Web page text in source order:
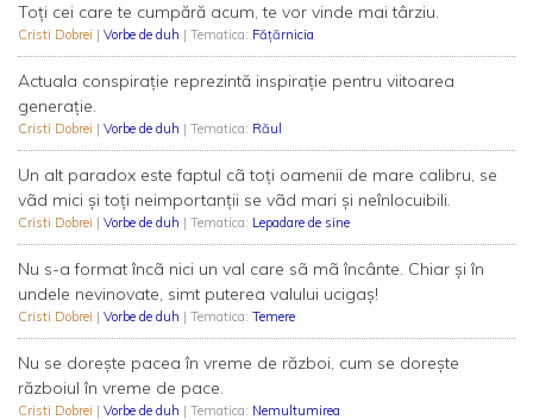
Toți cei care te cumpără acum, te vor vinde mai târziu.
Cristi Dobrei | Vorbe de duh | Tematica: Fățărnicia
Actuala conspirație reprezintă inspirație pentru viitoarea
generație.
Cristi Dobrei | Vorbe de duh | Tematica: Răul
Un alt paradox este faptul cã toţi oamenii de mare calibru, se
vãd mici şi toţi neimportanţii se vãd mari şi neînlocuibili.
Cristi Dobrei | Vorbe de duh | Tematica: Lepadare de sine
Nu s-a format încã nici un val care sã mã încânte. Chiar şi în
undele nevinovate, simt puterea valului ucigaş!
Cristi Dobrei | Vorbe de duh | Tematica: Temere
Nu se doreşte pacea în vreme de război, cum se doreşte
războiul în vreme de pace.
Cristi Dobrei | Vorbe de duh | Tematica: Nemultumirea